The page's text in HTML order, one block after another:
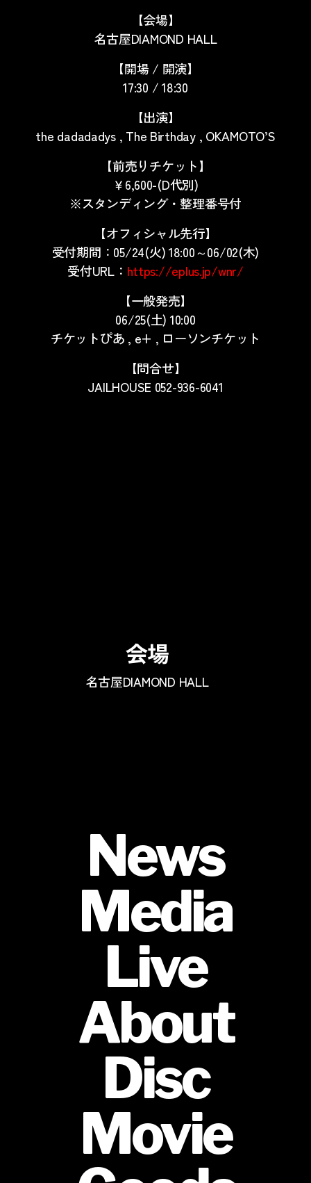
【会場】
名古屋DIAMOND HALL
【開場 / 開演】
17:30 / 18:30
【出演】
the dadadadys , The Birthday , OKAMOTO’S
【前売りチケット】
￥6,600-(D代別)
※スタンディング・整理番号付
【オフィシャル先行】
受付期間：05/24(火) 18:00～06/02(木)
受付URL： https://eplus.jp/wnr/
【一般発売】
06/25(土) 10:00
チケットぴあ , e+ , ローソンチケット
【問合せ】
JAILHOUSE 052-936-6041
会場
名古屋DIAMOND HALL
News
Media
Live
About
Disc
Movie